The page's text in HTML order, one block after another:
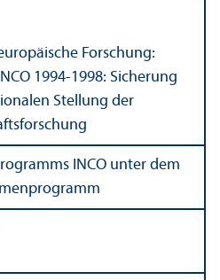
Forschung:
1994-1998: Sicherung
Stellung der
INCO unter dem